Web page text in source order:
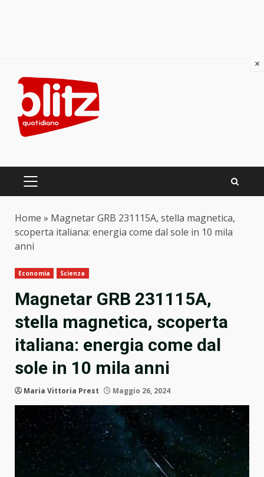
content
PRIMARY
Home » Magnetar GRB 231115A, stella magnetica,
scoperta italiana: energia come dal sole in 10 mila
anni
Economia Scienza
Magnetar GRB 231115A,
stella magnetica, scoperta
italiana: energia come dal
sole in 10 mila anni
Maria Vittoria Prest Maggio 26, 2024
×